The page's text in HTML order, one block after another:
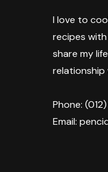
I love to
recipes
share my
relationship
Phone:
Email: